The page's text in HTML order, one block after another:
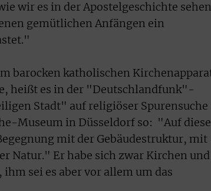
wir es in der Apostelgeschichte
gemütlichen Anfängen ein
barocken katholischen
heißt es in der "Deutschlandfunk"-
Stadt" auf religiöser Spurensuche
Museum in Düsseldorf so: "Auf
mit der Gebäudestruktur, mit
Natur." Er habe sich zwar Kirchen und
sei es aber vor allem um das